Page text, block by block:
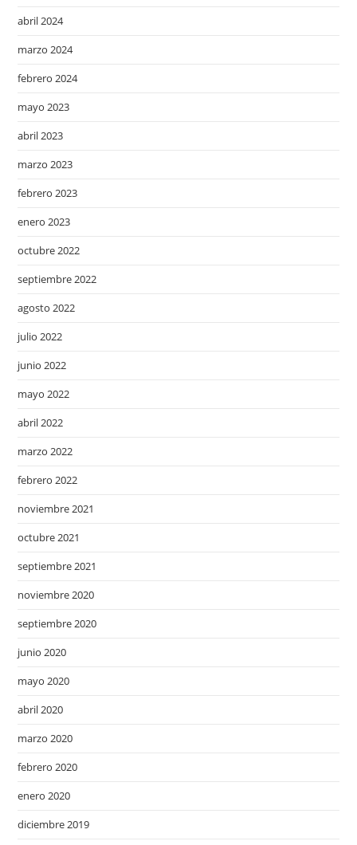
abril 2024
marzo 2024
febrero 2024
mayo 2023
abril 2023
marzo 2023
febrero 2023
enero 2023
octubre 2022
septiembre 2022
agosto 2022
julio 2022
junio 2022
mayo 2022
abril 2022
marzo 2022
febrero 2022
noviembre 2021
octubre 2021
septiembre 2021
noviembre 2020
septiembre 2020
junio 2020
mayo 2020
abril 2020
marzo 2020
febrero 2020
enero 2020
diciembre 2019